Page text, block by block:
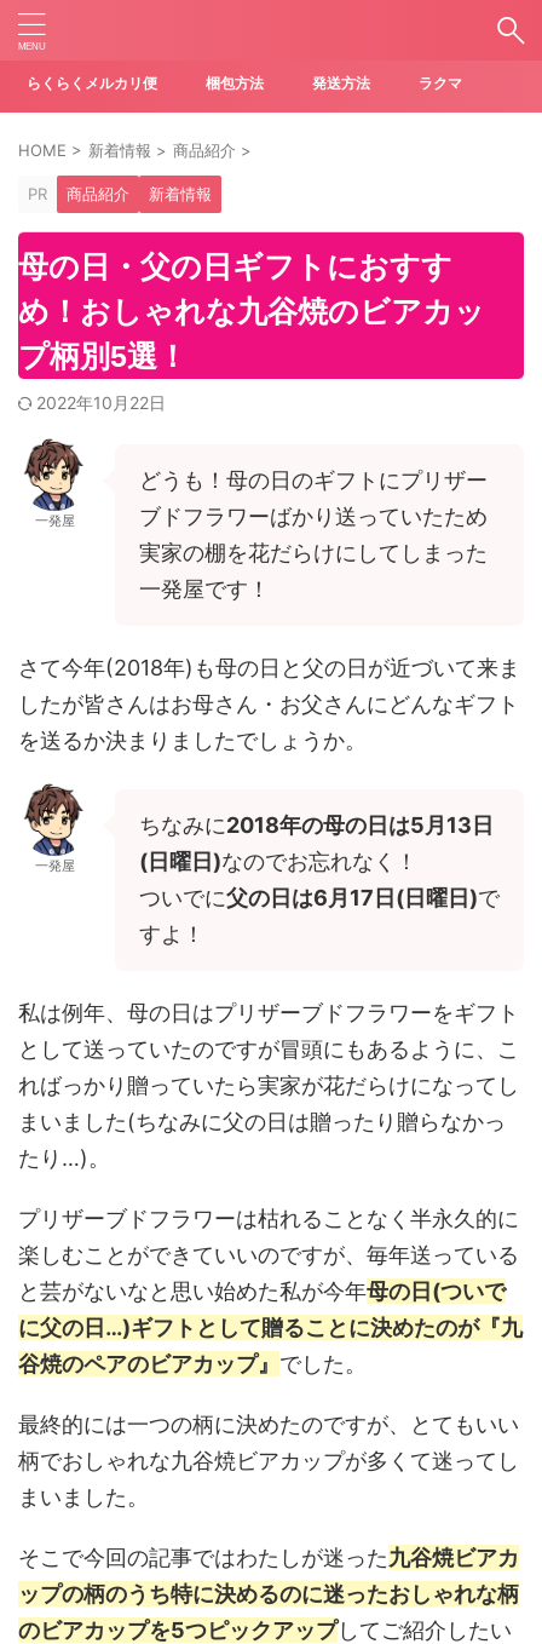
らくらくメルカリ便 梱包方法 発送方法 ラクマ
HOME > 新着情報 > 商品紹介 >
PR 商品紹介 新着情報
母の日・父の日ギフトにおすす
め！おしゃれな九谷焼のビアカッ
プ柄別5選！
2022年10月22日
一発屋
どうも！母の日のギフトにプリザー
ブドフラワーばかり送っていたため
実家の棚を花だらけにしてしまった
一発屋です！
さて今年(2018年)も母の日と父の日が近づいて来ま
したが皆さんはお母さん・お父さんにどんなギフト
を送るか決まりましたでしょうか。
一発屋
ちなみに2018年の母の日は5月13日
(日曜日)なのでお忘れなく！
ついでに父の日は6月17日(日曜日)で
すよ！
私は例年、母の日はプリザーブドフラワーをギフト
として送っていたのですが冒頭にもあるように、こ
ればっかり贈っていたら実家が花だらけになってし
まいました(ちなみに父の日は贈ったり贈らなかっ
たり…)。
プリザーブドフラワーは枯れることなく半永久的に
楽しむことができていいのですが、毎年送っている
と芸がないなと思い始めた私が今年母の日(ついで
に父の日…)ギフトとして贈ることに決めたのが『九
谷焼のペアのビアカップ』 でした。
最終的には一つの柄に決めたのですが、とてもいい
柄でおしゃれな九谷焼ビアカップが多くて迷ってし
まいました。
そこで今回の記事ではわたしが迷った九谷焼ビアカ
ップの柄のうち特に決めるのに迷ったおしゃれな柄
のビアカップを5つピックアップしてご紹介したい